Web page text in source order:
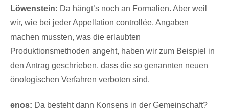
Löwenstein: Da hängt’s noch an Formalien. Aber weil
wir, wie bei jeder Appellation controllée, Angaben
machen mussten, was die erlaubten
Produktionsmethoden angeht, haben wir zum Beispiel in
den Antrag geschrieben, dass die so genannten neuen
önologischen Verfahren verboten sind.
enos: Da besteht dann Konsens in der Gemeinschaft?